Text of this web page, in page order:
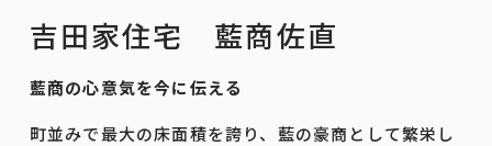
吉田家住宅 藍商佐直
藍商の心意気を今に伝える
町並みで最大の床面積を誇り、藍の豪商として繁栄し